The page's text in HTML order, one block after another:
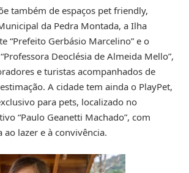
também de espaços pet friendly,
da Pedra Montada, a Ilha
“Prefeito Gerbásio Marcelino” e o
Deoclésia de Almeida Mello”,
e turistas acompanhados de
A cidade tem ainda o PlayPet,
para pets, localizado no
“Paulo Geanetti Machado”, com
lazer e à convivência.